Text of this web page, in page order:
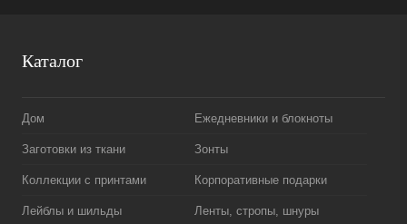
Каталог
Дом Ежедневники и блокноты
Заготовки из ткани Зонты
Коллекции с принтами Корпоративные подарки
Лейблы и шильды Ленты, стропы, шнуры